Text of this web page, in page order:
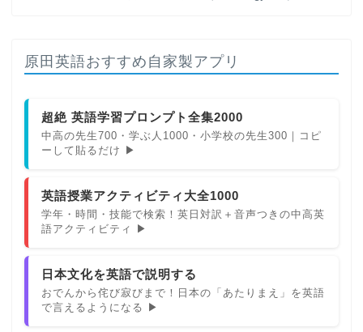
原田英語おすすめ自家製アプリ
超絶 英語学習プロンプト全集2000
中高の先生700・学ぶ人1000・小学校の先生300｜コピ
ーして貼るだけ ▶
英語授業アクティビティ大全1000
学年・時間・技能で検索！英日対訳＋音声つきの中高英
語アクティビティ ▶
日本文化を英語で説明する
おでんから侘び寂びまで！日本の「あたりまえ」を英語
で言えるようになる ▶